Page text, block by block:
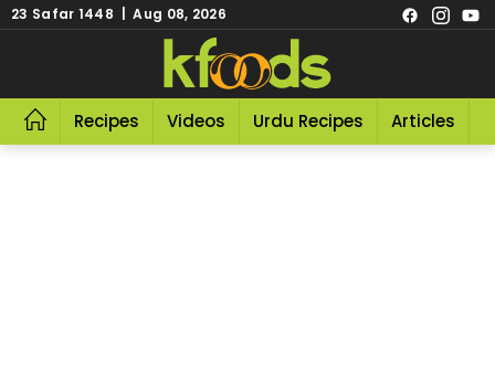
23 Safar 1448 | Aug 08, 2026
Recipes Videos Urdu Recipes Articles